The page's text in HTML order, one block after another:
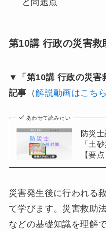
と問題点
第10講 行政の災害救
▼「第10講 行政の災害
記事 （解説動画はこちら
あわせて読みたい
防災
「土
【要
災害発生後に行われる
て学びます。災害救助
などの基礎知識を理解